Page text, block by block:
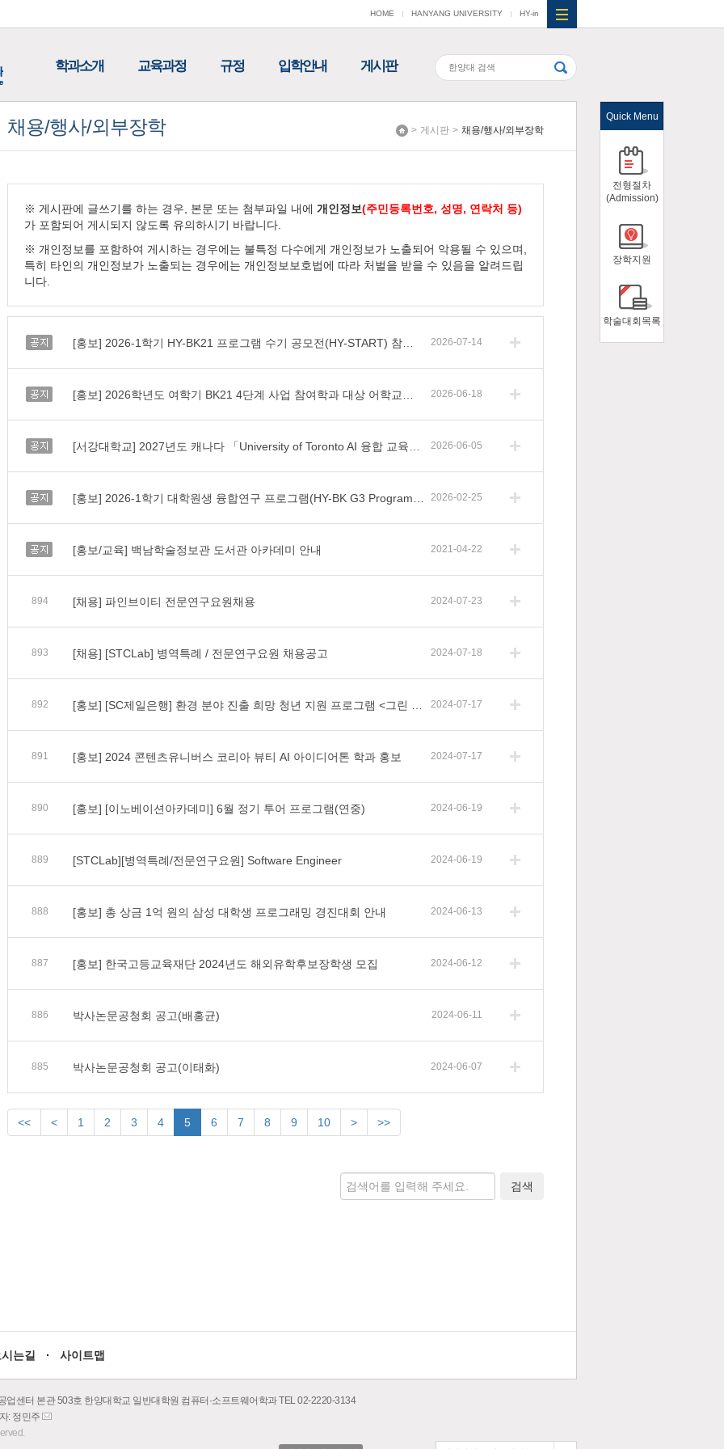
학과소개 교육과정 규정 입학안내 게시판
HOME HANYANG UNIVERSITY HY-in
> 게시판 > 채용/행사/외부장학
채용/행사/외부장학
※ 게시판에 글쓰기를 하는 경우, 본문 또는 첨부파일 내에 개인정보(주민등록번호, 성명, 연락처 등)
가 포함되어 게시되지 않도록 유의하시기 바랍니다.
※ 개인정보를 포함하여 게시하는 경우에는 불특정 다수에게 개인정보가 노출되어 악용될 수 있으며,
특히 타인의 개인정보가 노출되는 경우에는 개인정보보호법에 따라 처벌을 받을 수 있음을 알려드립
니다.
공지 2026-07-14
공지 2026-06-18
공지 2026-06-05
공지 2026-02-25
공지 [홍보/교육] 백남학술정보관 도서관 아카데미 안내 2021-04-22
894 [채용] 파인브이티 전문연구요원채용 2024-07-23
893 [채용] [STCLab] 병역특례 / 전문연구요원 채용공고 2024-07-18
892 2024-07-17
891 [홍보] 2024 콘텐츠유니버스 코리아 뷰티 AI 아이디어톤 학과 홍보 2024-07-17
890 [홍보] [이노베이션아카데미] 6월 정기 투어 프로그램(연중) 2024-06-19
889 [STCLab][병역특례/전문연구요원] Software Engineer 2024-06-19
888 [홍보] 총 상금 1억 원의 삼성 대학생 프로그래밍 경진대회 안내 2024-06-13
887 [홍보] 한국고등교육재단 2024년도 해외유학후보장학생 모집 2024-06-12
886 박사논문공청회 공고(배홍균) 2024-06-11
885 박사논문공청회 공고(이태화) 2024-06-07
<< < 1 2 3 4 5 6 7 8 9 10 > >>
검색
는길 사이트맵
Quick Menu
전형절차
(Admission)
장학지원
학술대회목록
센터 본관 503호 한양대학교 일반대학원 컴퓨터·소프트웨어학과 TEL 02-2220-3134
: 정민주 이